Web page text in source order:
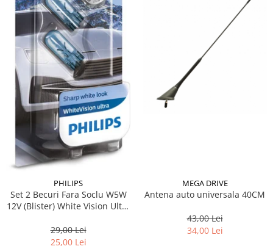
PHILIPS
Set 2 Becuri Fara Soclu W5W
12V (Blister) White Vision Ultra
29,00 Lei
25,00 Lei
MEGA DRIVE
Antena auto universala 40CM
43,00 Lei
34,00 Lei